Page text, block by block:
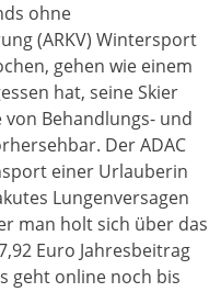
ohne
(ARKV) Wintersport
gehen wie einem
hat, seine Skier
Behandlungs- und
Der ADAC
einer Urlauberin
Lungenversagen
man holt sich über das
Euro Jahresbeitrag
geht online noch bis